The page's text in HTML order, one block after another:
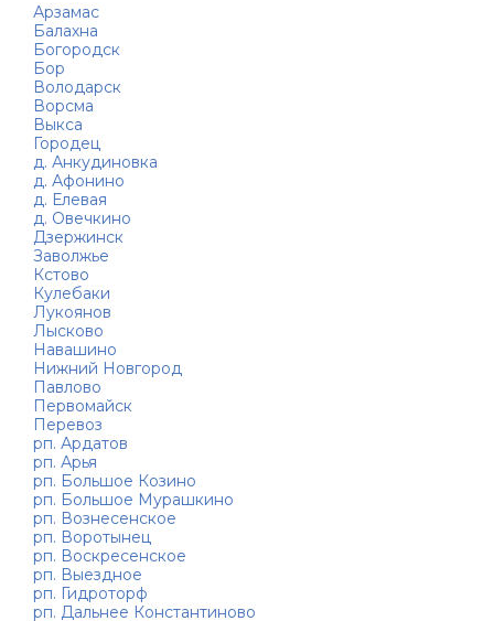
Арзамас
Балахна
Богородск
Бор
Володарск
Ворсма
Выкса
Городец
д. Анкудиновка
д. Афонино
д. Елевая
д. Овечкино
Дзержинск
Заволжье
Кстово
Кулебаки
Лукоянов
Лысково
Навашино
Нижний Новгород
Павлово
Первомайск
Перевоз
рп. Ардатов
рп. Арья
рп. Большое Козино
рп. Большое Мурашкино
рп. Вознесенское
рп. Воротынец
рп. Воскресенское
рп. Выездное
рп. Гидроторф
рп. Дальнее Константиново